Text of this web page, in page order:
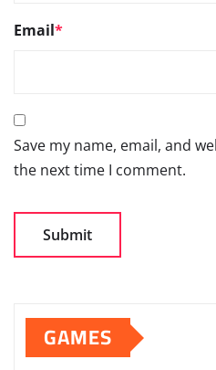
Email*
Save my name, email, and
the next time I comment.
GAMES